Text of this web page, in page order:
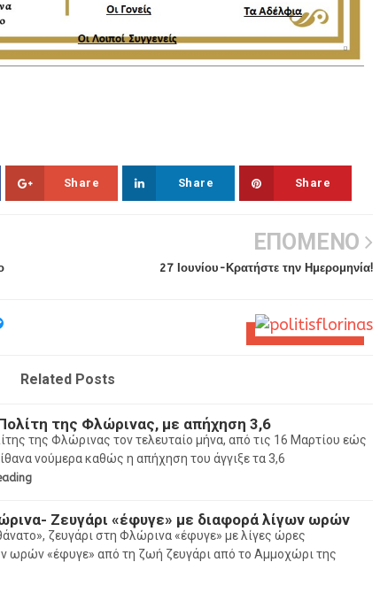
Share Share Share
ΕΠΟΜΕΝΟ
27 Ιουνίου-Κρατήστε την Ημερομηνία!
Related Posts
της Φλώρινας, με απήχηση 3,6
της Φλώρινας τον τελευταίο μήνα, από τις 16 Μαρτίου εώς
νούμερα καθώς η απήχηση του άγγιξε τα 3,6
Ζευγάρι «έφυγε» με διαφορά λίγων ωρών
ζευγάρι στη Φλώρινα «έφυγε» με λίγες ώρες
ωρών «έφυγε» από τη ζωή ζευγάρι από το Αμμοχώρι της